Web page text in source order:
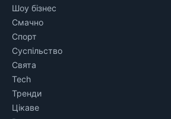
Шоу бізнес
Смачно
Спорт
Суспільство
Свята
Tech
Тренди
Цікаве